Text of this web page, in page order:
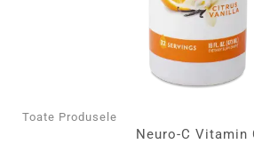
Toate Produsele
Neuro-C Vitamin